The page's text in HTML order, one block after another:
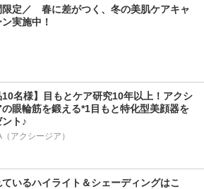
限定／　春に差がつく、冬の美肌ケアキャ
実施中！
10名様】目もとケア研究10年以上！アクシ
の眼輪筋を鍛える*1目もと特化型美顔器を
ト♪
アクシージア）
いるハイライト＆シェーディングはこ